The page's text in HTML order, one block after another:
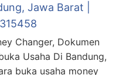
Jawa Barat |
Changer, Dokumen
Usaha Di Bandung,
buka usaha money